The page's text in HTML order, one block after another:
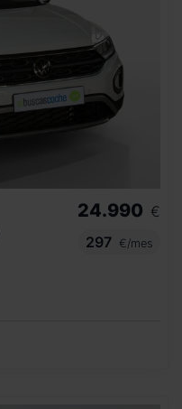
24.990 €
297
€/mes